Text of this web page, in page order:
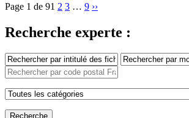
Page 1 de 91 2 3 … 9 ››
Recherche experte :